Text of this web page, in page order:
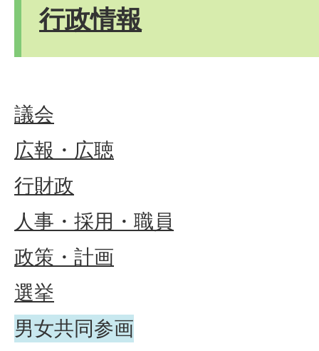
行政情報
議会
広報・広聴
行財政
人事・採用・職員
政策・計画
選挙
男女共同参画